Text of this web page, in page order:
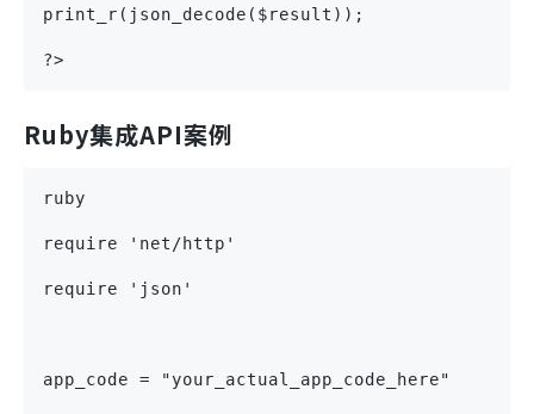
print_r(json_decode($result));
?>
Ruby集成API案例
ruby
require 'net/http'
require 'json'
app_code = "your_actual_app_code_here"